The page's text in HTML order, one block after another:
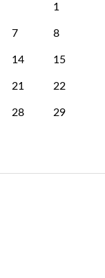
1
7 8
14 15
21 22
28 29